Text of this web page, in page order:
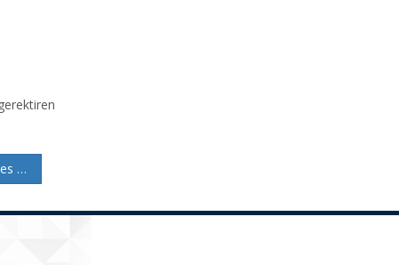
Capital Reduction in Joint-Stock Companies: Procedures and Legal Insights